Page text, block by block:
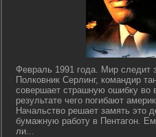
Февраль 1991 года. Мир следит
Полковник Серлинг, командир
совершает страшную ошибку во
результате чего погибают
Начальство решает замять это
бумажную работу в Пентагон.
ли...